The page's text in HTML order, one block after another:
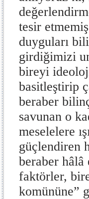
tesir
duyguları
girdiğimizi
bireyi
basitleştirip
beraber
savunan o
meselelere
güçlendiren
beraber
faktörler,
komününe”